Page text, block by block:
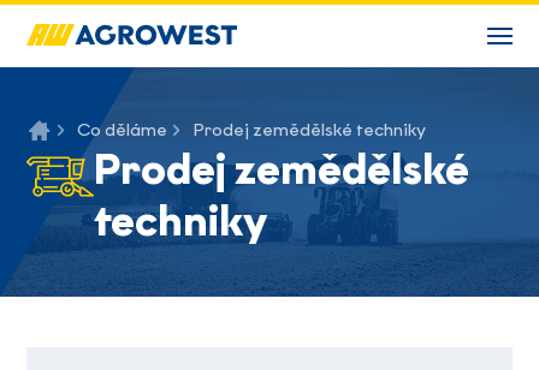
Co děláme Prodej zemědělské techniky
Prodej zemědělské
techniky